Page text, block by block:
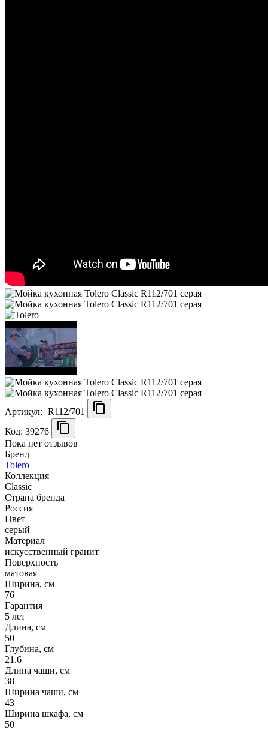
Артикул: R112/701
Код: 39276
Пока нет отзывов
Бренд
Tolero
Коллекция
Classic
Страна бренда
Россия
Цвет
серый
Материал
искусственный гранит
Поверхность
матовая
Ширина, см
76
Гарантия
5 лет
Длина, см
50
Глубина, см
21.6
Длина чаши, см
38
Ширина чаши, см
43
Ширина шкафа, см
50